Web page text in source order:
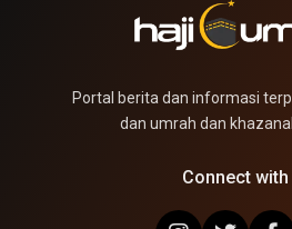
Portal berita dan informasi
dan umrah dan
Connect with